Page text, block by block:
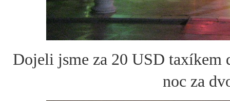
Dojeli jsme za 20 USD taxíkem
noc za